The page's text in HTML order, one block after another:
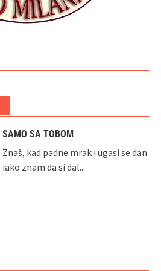
SAMO SA TOBOM
Znaš, kad padne mrak i ugasi se dan
iako znam da si dal...